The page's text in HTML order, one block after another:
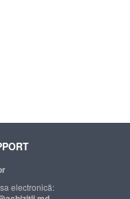
electronică: